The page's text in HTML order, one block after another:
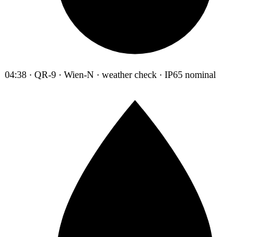
04:38 · QR-9 · Wien-N · weather check · IP65 nominal